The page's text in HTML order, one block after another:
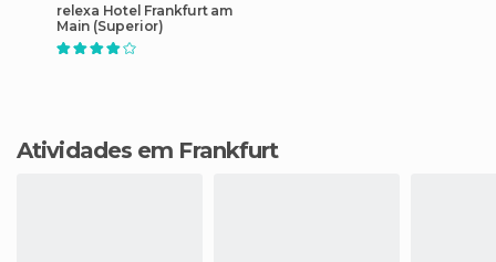
relexa Hotel Frankfurt am
Main (Superior)
Atividades em Frankfurt